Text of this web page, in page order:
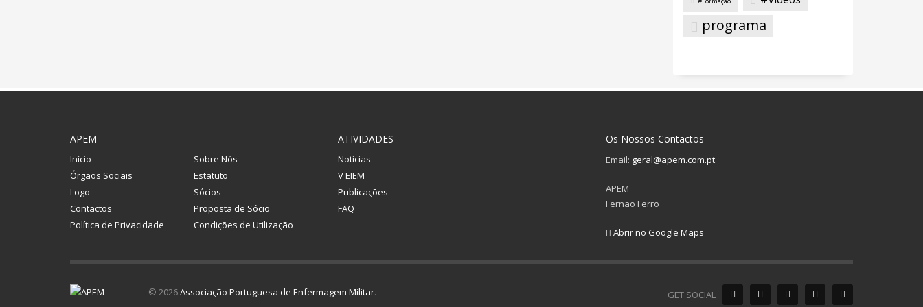
programa
APEM
Início
Sobre Nós
Órgãos Sociais
Estatuto
Logo
Sócios
Contactos
Proposta de Sócio
Política de Privacidade
Condições de Utilização
ATIVIDADES
Notícias
V EIEM
Publicações
FAQ
Os Nossos Contactos
Email: geral@apem.com.pt
APEM
Fernão Ferro
Abrir no Google Maps
GET SOCIAL
© 2026Associação Portuguesa de Enfermagem Militar.